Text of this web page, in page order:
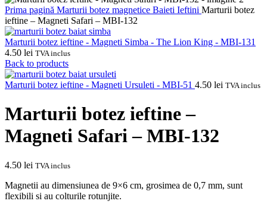
Prima pagină Marturii botez magnetice Baieti Ieftini Marturii botez
ieftine – Magneti Safari – MBI-132
Marturii botez ieftine - Magneti Simba - The Lion King - MBI-131
4.50 lei TVA inclus
Back to products
Marturii botez ieftine - Magneti Ursuleti - MBI-51 4.50 lei TVA inclus
Marturii botez ieftine –
Magneti Safari – MBI-132
4.50 lei TVA inclus
Magnetii au dimensiunea de 9×6 cm, grosimea de 0,7 mm, sunt
flexibili si au colturile rotunjite.